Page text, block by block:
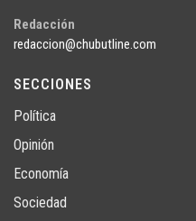
Redacción
redaccion@chubutline.com
SECCIONES
Política
Opinión
Economía
Sociedad